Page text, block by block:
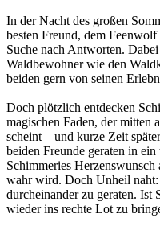
In der Nacht des großen
besten Freund, dem
Suche nach Antworten.
Waldbewohner wie den
beiden gern von seinen
Doch plötzlich entdecken
magischen Faden, der mitten
scheint – und kurze Zeit
beiden Freunde geraten in
Schimmeries
wahr wird. Doch Unheil
durcheinander zu geraten. Ist
wieder ins rechte Lot zu